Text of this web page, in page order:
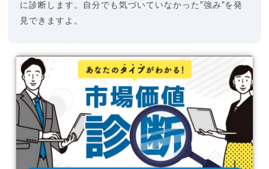
に診断します。自分でも気づいていなかった"強み"を発
見できますよ。